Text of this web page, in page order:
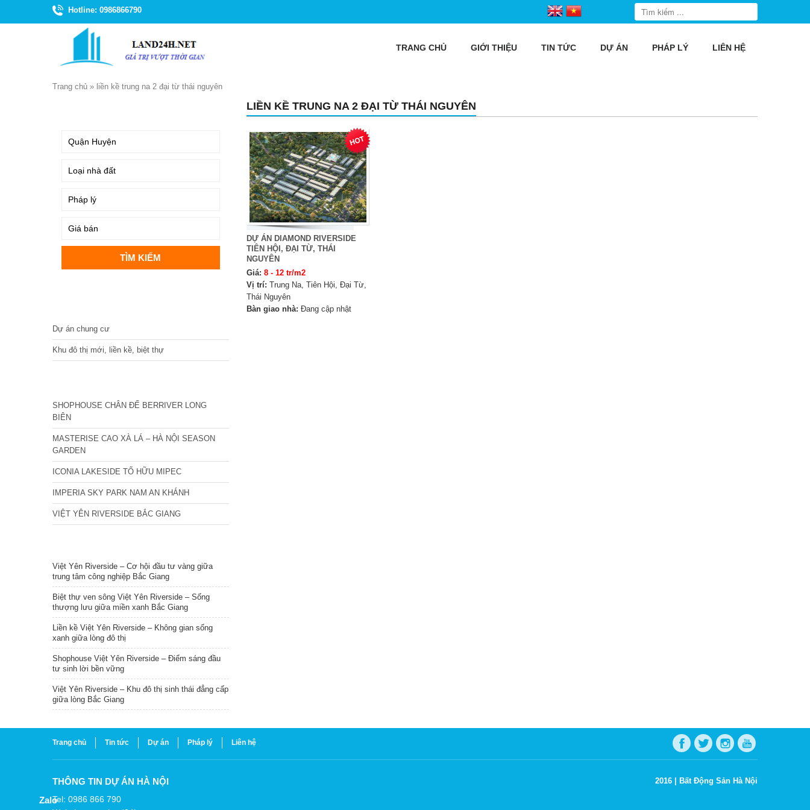
Hotline: 0986866790
TRANG CHỦ GIỚI THIỆU TIN TỨC DỰ ÁN PHÁP LÝ LIÊN HỆ
Trang chủ » liền kề trung na 2 đại từ thái nguyên
LIỀN KỀ TRUNG NA 2 ĐẠI TỪ THÁI NGUYÊN
DỰ ÁN DIAMOND RIVERSIDE
TIÊN HỘI, ĐẠI TỪ, THÁI
NGUYÊN
Giá: 8 - 12 tr/m2
Vị trí: Trung Na, Tiên Hội, Đại Từ,
Thái Nguyên
Bàn giao nhà: Đang cập nhật
Dự án chung cư
Khu đô thị mới, liền kề, biệt thự
SHOPHOUSE CHÂN ĐẾ BERRIVER LONG
BIÊN
MASTERISE CAO XÀ LÁ – HÀ NỘI SEASON
GARDEN
ICONIA LAKESIDE TỐ HỮU MIPEC
IMPERIA SKY PARK NAM AN KHÁNH
VIỆT YÊN RIVERSIDE BẮC GIANG
Việt Yên Riverside – Cơ hội đầu tư vàng giữa
trung tâm công nghiệp Bắc Giang
Biệt thự ven sông Việt Yên Riverside – Sống
thượng lưu giữa miền xanh Bắc Giang
Liền kề Việt Yên Riverside – Không gian sống
xanh giữa lòng đô thị
Shophouse Việt Yên Riverside – Điểm sáng đầu
tư sinh lời bền vững
Việt Yên Riverside – Khu đô thị sinh thái đẳng cấp
giữa lòng Bắc Giang
Trang chủ Tin tức Dự án Pháp lý Liên hệ
THÔNG TIN DỰ ÁN HÀ NỘI
Tel: 0986 866 790
2016 | Bất Động Sản Hà Nội
Zalo